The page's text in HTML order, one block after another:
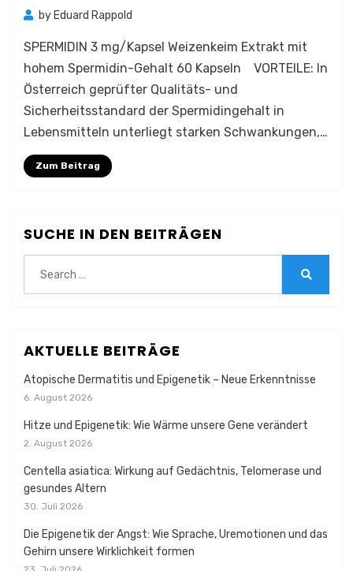
by Eduard Rappold
SPERMIDIN 3 mg/Kapsel Weizenkeim Extrakt mit
hohem Spermidin-Gehalt 60 Kapseln VORTEILE: In
Österreich geprüfter Qualitäts- und
Sicherheitsstandard der Spermidingehalt in
Lebensmitteln unterliegt starken Schwankungen,…
Zum Beitrag
SUCHE IN DEN BEITRÄGEN
for:
AKTUELLE BEITRÄGE
Atopische Dermatitis und Epigenetik – Neue Erkenntnisse
6. August 2026
Hitze und Epigenetik: Wie Wärme unsere Gene verändert
2. August 2026
Centella asiatica: Wirkung auf Gedächtnis, Telomerase und
gesundes Altern
30. Juli 2026
Die Epigenetik der Angst: Wie Sprache, Uremotionen und das
Gehirn unsere Wirklichkeit formen